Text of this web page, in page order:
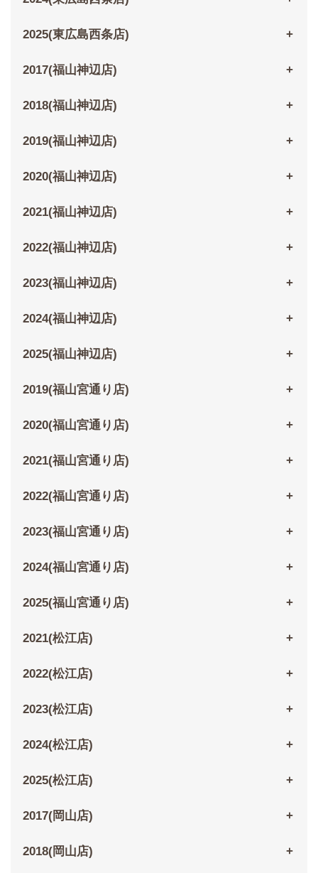
2025(東広島西条店)
2017(福山神辺店)
2018(福山神辺店)
2019(福山神辺店)
2020(福山神辺店)
2021(福山神辺店)
2022(福山神辺店)
2023(福山神辺店)
2024(福山神辺店)
2025(福山神辺店)
2019(福山宮通り店)
2020(福山宮通り店)
2021(福山宮通り店)
2022(福山宮通り店)
2023(福山宮通り店)
2024(福山宮通り店)
2025(福山宮通り店)
2021(松江店)
2022(松江店)
2023(松江店)
2024(松江店)
2025(松江店)
2017(岡山店)
2018(岡山店)